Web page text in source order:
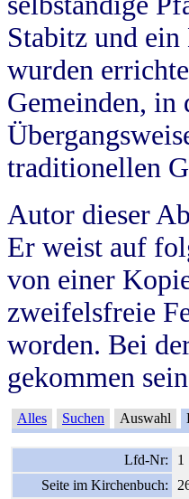
Stabitz und
wurden
Gemeinden, in
traditionellen
Autor dieser
Er weist auf
von einer
zweifelsfreie
worden. Bei
gekommen
Alles Suchen Auswahl
Lfd-Nr:
1
Seite im Kirchenbuch: